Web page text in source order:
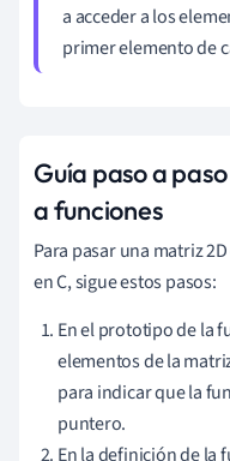
a acceder a los
primer elemento de
Guía paso a
a funciones
Para pasar una matriz
en C, sigue estos pasos:
En el prototipo de la
elementos de la
para indicar que la
puntero.
En la definición de la